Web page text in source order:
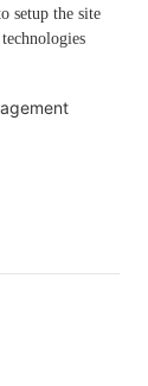
setup the site